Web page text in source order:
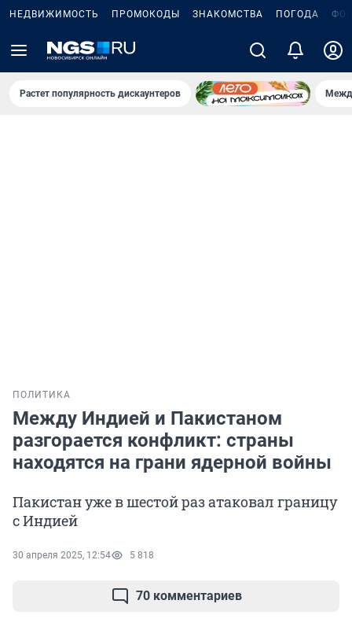
НЕДВИЖИМОСТЬ ПРОМОКОДЫ ЗНАКОМСТВА ПОГОДА
Растет популярность дискаунтеров
ПОЛИТИКА
Между Индией и Пакистаном
разгорается конфликт: страны
находятся на грани ядерной войны
Пакистан уже в шестой раз атаковал границу
с Индией
30 апреля 2025, 12:54 5 818
70 комментариев